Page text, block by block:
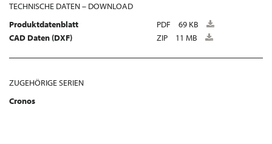
TECHNISCHE DATEN – DOWNLOAD
Produktdatenblatt
PDF
69 KB
CAD Daten (DXF)
ZIP 11 MB
ZUGEHÖRIGE SERIEN
Cronos